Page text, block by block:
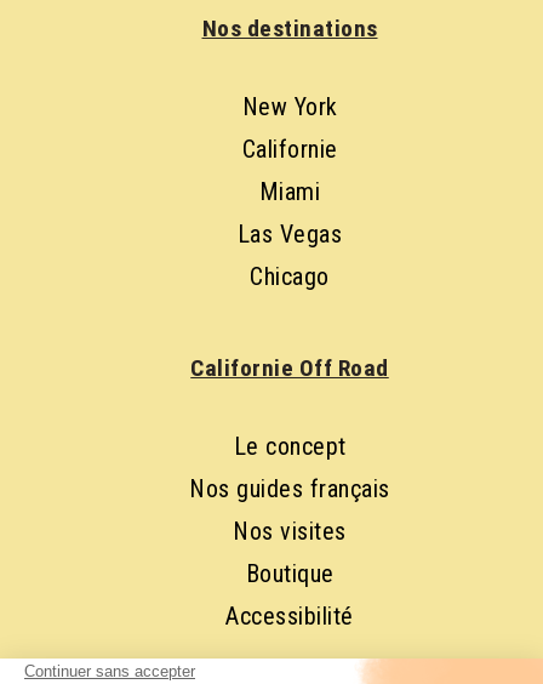
Nos destinations
New York
Californie
Miami
Las Vegas
Chicago
Californie Off Road
Le concept
Nos guides français
Nos visites
Boutique
Accessibilité